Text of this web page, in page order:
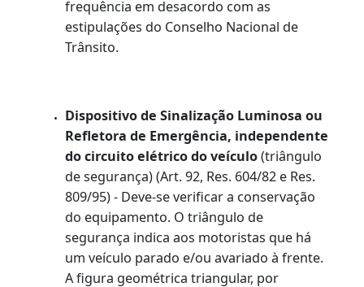
proibido a todo condutor de veículo:
à noite, nas áreas urbanas;
nas áreas e nos períodos em que esse uso
for proibido pela autoridade de trânsito;
prolongada e sucessivamente, a qualquer
pretexto;
quando sem necessidade e como
advertência prévia, possa esse uso